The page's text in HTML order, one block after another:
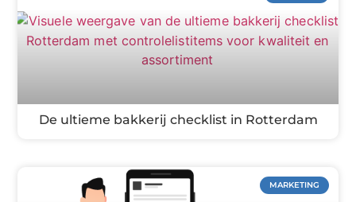
De ultieme bakkerij checklist in Rotterdam
MARKETING